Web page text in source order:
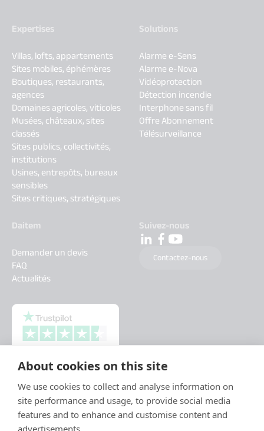
About cookies on this site
We use cookies to collect and analyse information on
site performance and usage, to provide social media
features and to enhance and customise content and
advertisements.
Expertises
Villas, lofts, appartements
Sites mobiles, éphémères
Boutiques, restaurants,
agences
Domaines agricoles, viticoles
Musées, châteaux, sites
classés
Sites publics, collectivités,
institutions
Usines, entrepôts, bureaux
sensibles
Sites critiques, stratégiques
Solutions
Alarme e-Sens
Alarme e-Nova
Vidéoprotection
Détection incendie
Interphone sans fil
Offre Abonnement
Télésurveillance
Daitem
Demander un devis
FAQ
Actualités
Suivez-nous
Contactez-nous